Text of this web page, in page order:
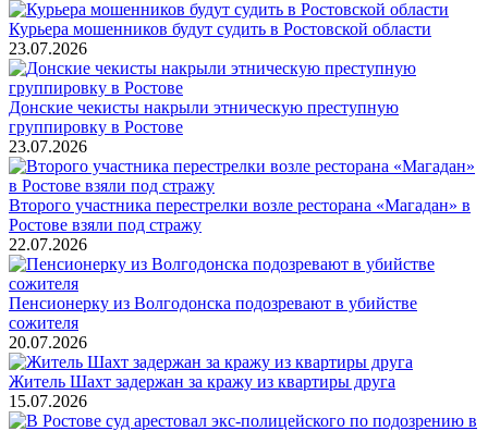
Курьера мошенников будут судить в Ростовской области
23.07.2026
Донские чекисты накрыли этническую преступную
группировку в Ростове
23.07.2026
Второго участника перестрелки возле ресторана «Магадан» в
Ростове взяли под стражу
22.07.2026
Пенсионерку из Волгодонска подозревают в убийстве
сожителя
20.07.2026
Житель Шахт задержан за кражу из квартиры друга
15.07.2026